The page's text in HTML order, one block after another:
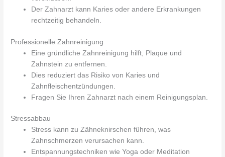
Der Zahnarzt kann Karies oder andere Erkrankungen
rechtzeitig behandeln.
Professionelle Zahnreinigung
Eine gründliche Zahnreinigung hilft, Plaque und
Zahnstein zu entfernen.
Dies reduziert das Risiko von Karies und
Zahnfleischentzündungen.
Fragen Sie Ihren Zahnarzt nach einem Reinigungsplan.
Stressabbau
Stress kann zu Zähneknirschen führen, was
Zahnschmerzen verursachen kann.
Entspannungstechniken wie Yoga oder Meditation